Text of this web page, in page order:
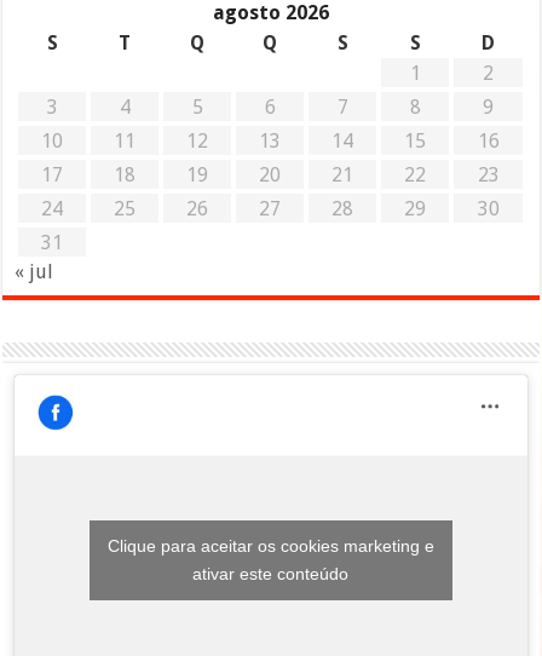
agosto 2026
S
T Q Q S S
D
1
2
3
4 5 6 7 8
9
10
11 12 13 14 15
16
17
18 19 20 21 22
23
24
25 26 27 28 29
30
31
« jul
Clique para aceitar os cookies marketing e
ativar este conteúdo